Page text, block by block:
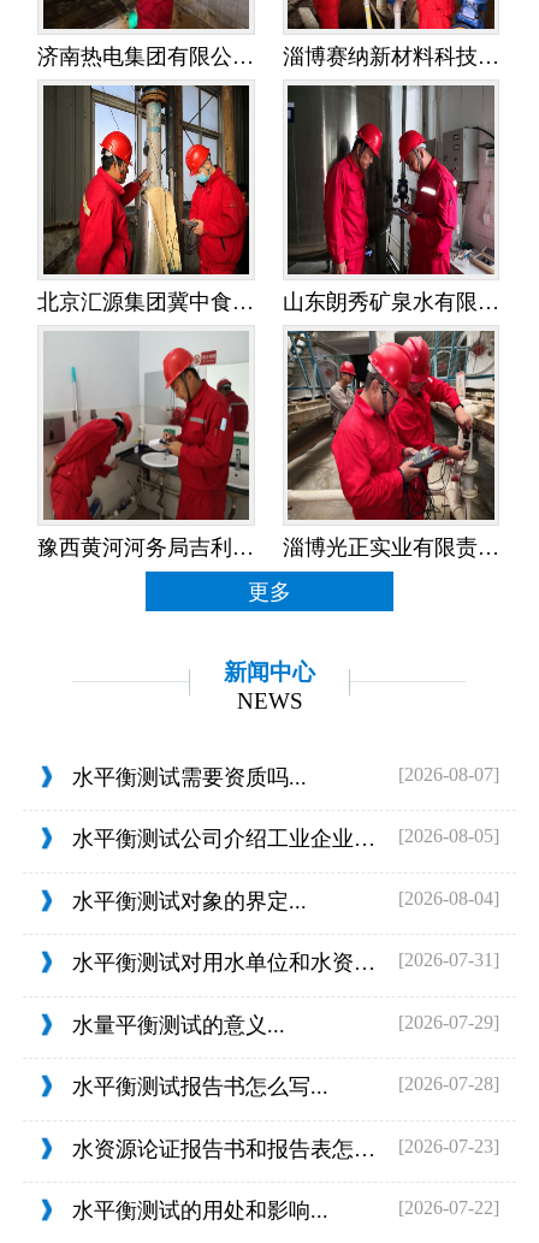
济南热电集团有限公司金鸡岭热电分公司——水平衡测试 淄博赛纳新材料科技有限公司——水平衡测试
北京汇源集团冀中食品饮料有限公司——水平衡测试 山东朗秀矿泉水有限公司——水平衡测试
豫西黄河河务局吉利黄河河务局——水平衡测试
淄博光正实业有限责任公司——水平衡测试
更多
新闻中心
NEWS
水平衡测试需要资质吗... [2026-08-07]
水平衡测试公司介绍工业企业的用水范围... [2026-08-05]
水平衡测试对象的界定... [2026-08-04]
水平衡测试对用水单位和水资源管理的目... [2026-07-31]
水量平衡测试的意义... [2026-07-29]
水平衡测试报告书怎么写... [2026-07-28]
水资源论证报告书和报告表怎么判定... [2026-07-23]
水平衡测试的用处和影响... [2026-07-22]